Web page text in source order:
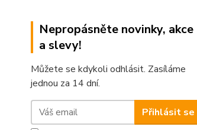
Nepropásněte novinky, akce
a slevy!
Můžete se kdykoli odhlásit. Zasíláme
jednou za 14 dní.
Přihlásit se